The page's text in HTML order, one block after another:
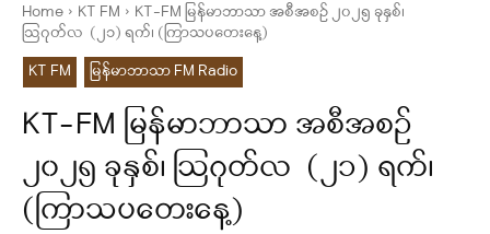
Home KT FM
KT-FM မြန်မာဘာသာ အစီအစဉ် ၂၀၂၅ ခုနှစ်၊
ဩဂုတ်လ (၂၁) ရက်၊ (ကြာသပတေးနေ့)
KT FM
မြန်မာဘာသာ FM Radio
KT-FM မြန်မာဘာသာ အစီအစဉ်
၂၀၂၅ ခုနှစ်၊ ဩဂုတ်လ (၂၁) ရက်၊
(ကြာသပတေးနေ့)